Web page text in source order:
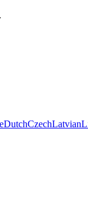
DutchCzechLatvian